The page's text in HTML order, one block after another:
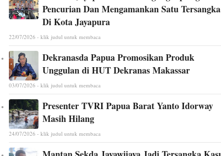
Pencurian Dan Mengamankan Satu Tersangka
Di Kota Jayapura
22/07/2026 - klik judul untuk membaca
Dekranasda Papua Promosikan Produk
Unggulan di HUT Dekranas Makassar
03/07/2026 - klik judul untuk membaca
Presenter TVRI Papua Barat Yanto Idorway
Masih Hilang
24/07/2026 - klik judul untuk membaca